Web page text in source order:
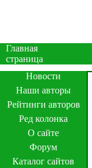
Главная
страница
Новости
Наши авторы
Рейтинги авторов
Ред колонка
О сайте
Форум
Каталог сайтов